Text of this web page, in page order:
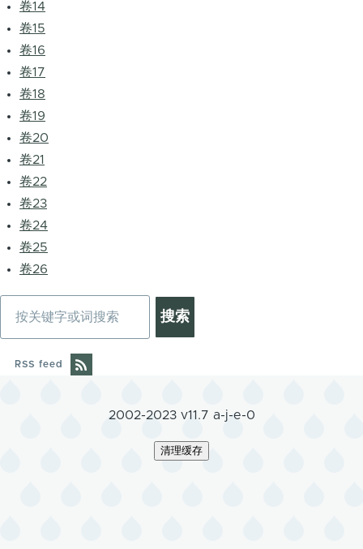
卷14
卷15
卷16
卷17
卷18
卷19
卷20
卷21
卷22
卷23
卷24
卷25
卷26
RSS feed
2002-2023 v11.7 a-j-e-0